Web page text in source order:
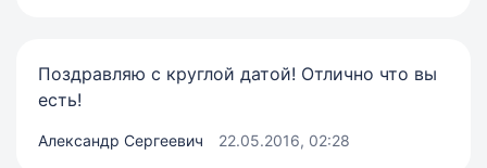
Поздравляю с круглой датой! Отлично что вы
есть!
Александр Сергеевич 22.05.2016, 02:28